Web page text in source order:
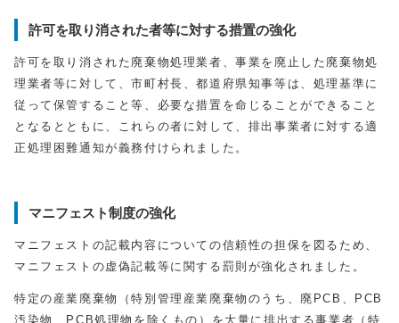
許可を取り消された者等に対する措置の強化
許可を取り消された廃棄物処理業者、事業を廃止した廃棄物処
理業者等に対して、市町村長、都道府県知事等は、処理基準に
従って保管すること等、必要な措置を命じることができること
となるとともに、これらの者に対して、排出事業者に対する適
正処理困難通知が義務付けられました。
マニフェスト制度の強化
マニフェストの記載内容についての信頼性の担保を図るため、
マニフェストの虚偽記載等に関する罰則が強化されました。
特定の産業廃棄物（特別管理産業廃棄物のうち、廃PCB、PCB
汚染物、PCB処理物を除くもの）を大量に排出する事業者（特